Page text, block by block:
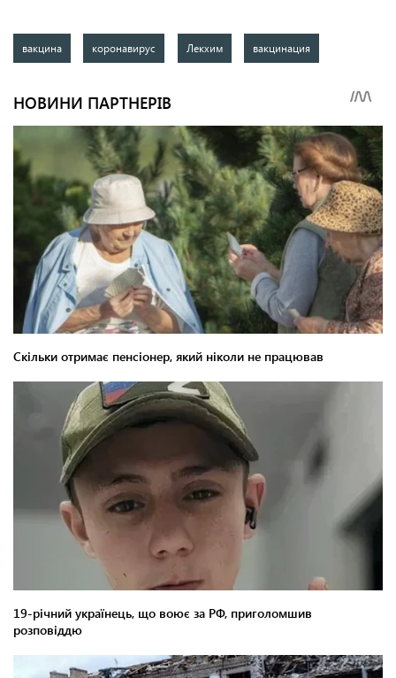
вакцина коронавирус Лекхим вакцинация